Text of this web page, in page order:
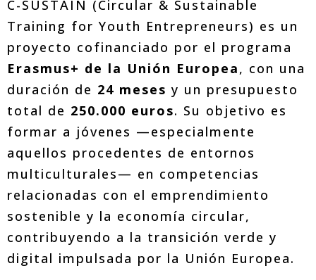
C-SUSTAIN (Circular & Sustainable
Training for Youth Entrepreneurs) es un
proyecto cofinanciado por el programa
Erasmus+ de la Unión Europea, con una
duración de 24 meses y un presupuesto
total de 250.000 euros. Su objetivo es
formar a jóvenes —especialmente
aquellos procedentes de entornos
multiculturales— en competencias
relacionadas con el emprendimiento
sostenible y la economía circular,
contribuyendo a la transición verde y
digital impulsada por la Unión Europea.